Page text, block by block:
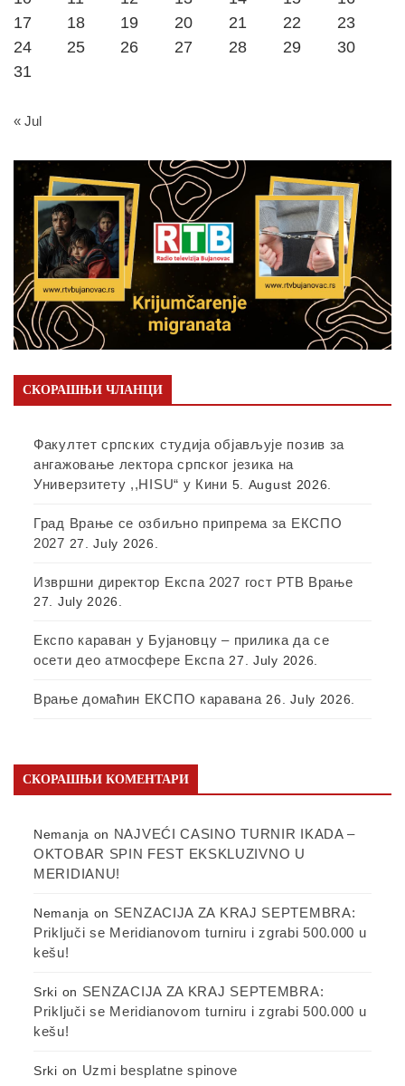
17
18 19 20 21 22
23
24
25 26 27 28 29
30
31
« Jul
СКОРАШЊИ ЧЛАНЦИ
Факултет српских студија објављује позив за
ангажовање лектора српског језика на
Универзитету ,,HISU“ у Кини 5. August 2026.
Град Врање се озбиљно припрема за ЕКСПО
2027 27. July 2026.
Извршни директор Експа 2027 гост РТВ Врање
27. July 2026.
Експо караван у Бујановцу – прилика да се
осети део атмосфере Експа 27. July 2026.
Врање домаћин ЕКСПО каравана 26. July 2026.
СКОРАШЊИ КОМЕНТАРИ
Nemanja on NAJVEĆI CASINO TURNIR IKADA –
OKTOBAR SPIN FEST EKSKLUZIVNO U
MERIDIANU!
Nemanja on SENZACIJA ZA KRAJ SEPTEMBRA:
Priključi se Meridianovom turniru i zgrabi 500.000 u
kešu!
Srki on SENZACIJA ZA KRAJ SEPTEMBRA:
Priključi se Meridianovom turniru i zgrabi 500.000 u
kešu!
Srki on Uzmi besplatne spinove